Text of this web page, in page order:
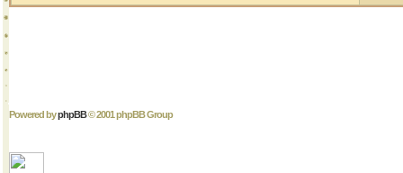
Powered byphpBB© 2001 phpBB Group